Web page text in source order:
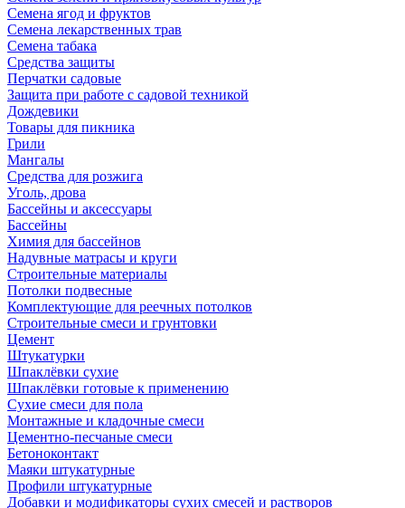
Семена ягод и фруктов
Семена лекарственных трав
Семена табака
Средства защиты
Перчатки садовые
Защита при работе с садовой техникой
Дождевики
Товары для пикника
Грили
Мангалы
Средства для розжига
Уголь, дрова
Бассейны и аксессуары
Бассейны
Химия для бассейнов
Надувные матрасы и круги
Строительные материалы
Потолки подвесные
Комплектующие для реечных потолков
Строительные смеси и грунтовки
Цемент
Штукатурки
Шпаклёвки сухие
Шпаклёвки готовые к применению
Сухие смеси для пола
Монтажные и кладочные смеси
Цементно-песчаные смеси
Бетоноконтакт
Маяки штукатурные
Профили штукатурные
Добавки и модификаторы сухих смесей и растворов